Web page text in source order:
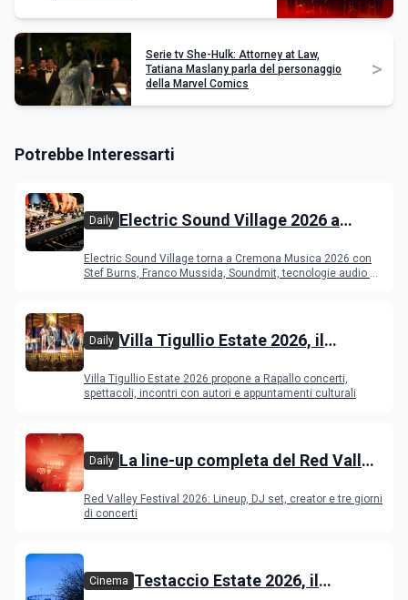
Serie tv She-Hulk: Attorney at Law,
Tatiana Maslany parla del personaggio
della Marvel Comics
>
Potrebbe Interessarti
Daily Electric Sound Village 2026 a
Young Band Contest, il programma
Electric Sound Village torna a Cremona Musica 2026 con
Stef Burns, Franco Mussida, Soundmit, tecnologie audio e
Daily Villa Tigullio Estate 2026, il
Villa Tigullio Estate 2026 propone a Rapallo concerti,
spettacoli, incontri con autori e appuntamenti culturali
Daily La line-up completa del Red Valley
Red Valley Festival 2026: Lineup, DJ set, creator e tre giorni
di concerti
Cinema Testaccio Estate 2026, il